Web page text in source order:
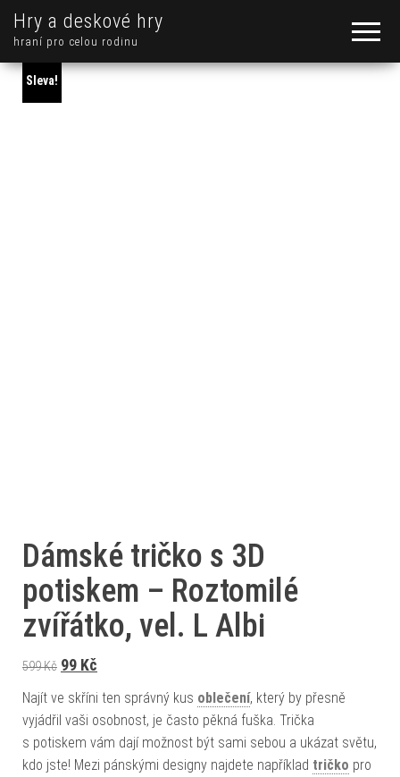
Hry a deskové hry
hraní pro celou rodinu
Sleva!
Dámské tričko s 3D
potiskem – Roztomilé
zvířátko, vel. L Albi
599Kč Původní cena byla: 599 Kč.
99 Kč
Najít ve skříni ten správný kus oblečení, který by přesně
vyjádřil vaši osobnost, je často pěkná fuška. Trička
s potiskem vám dají možnost být sami sebou a ukázat světu,
kdo jste! Mezi pánskými designy najdete například tričko pro